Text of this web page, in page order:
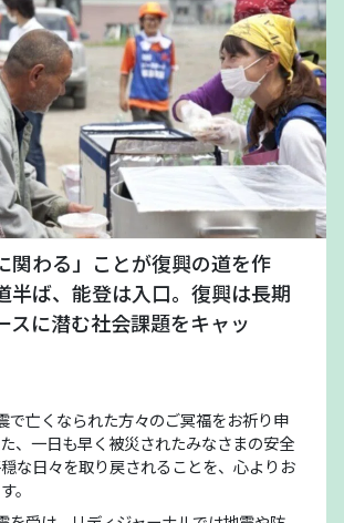
関わる」ことが復興の道を作
半ば、能登は入口。復興は長期
スに潜む社会課題をキャッ
で亡くなられた方々のご冥福をお祈り申
、一日も早く被災されたみなさまの安全
な日々を取り戻されることを、心よりお
。